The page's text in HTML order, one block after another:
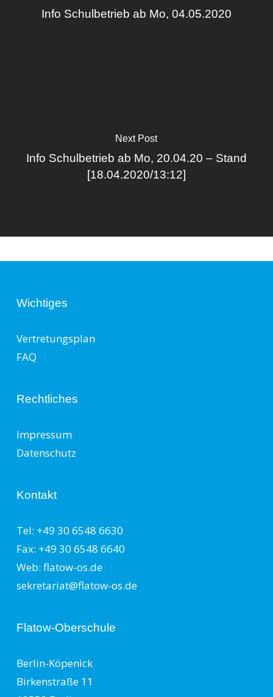
Info Schulbetrieb ab Mo, 04.05.2020
Next Post
Info Schulbetrieb ab Mo, 20.04.20 – Stand
[18.04.2020/13:12]
Wichtiges
Vertretungsplan
FAQ
Rechtliches
Impressum
Datenschutz
Kontakt
Tel: +49 30 6548 6630
Fax: +49 30 6548 6640
Web: flatow-os.de
sekretariat@flatow-os.de
Flatow-Oberschule
Berlin-Köpenick
Birkenstraße 11